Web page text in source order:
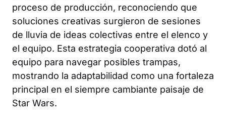
proceso de producción, reconociendo que
soluciones creativas surgieron de sesiones
de lluvia de ideas colectivas entre el elenco y
el equipo. Esta estrategia cooperativa dotó al
equipo para navegar posibles trampas,
mostrando la adaptabilidad como una fortaleza
principal en el siempre cambiante paisaje de
Star Wars.